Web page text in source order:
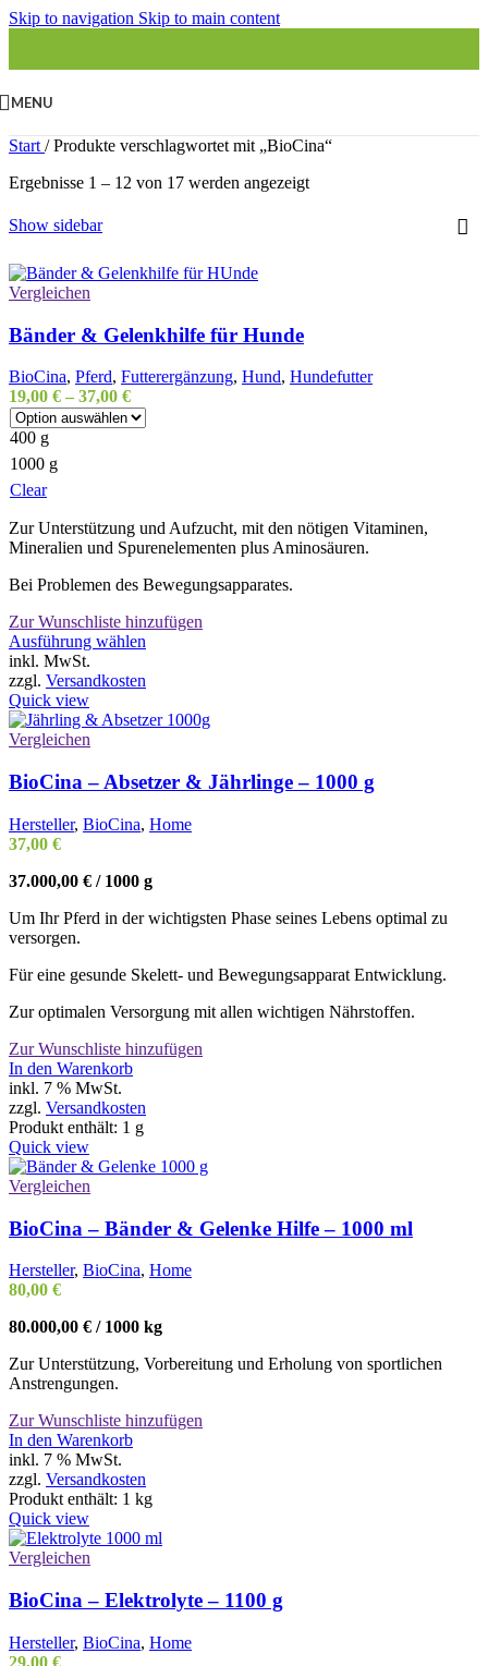
Skip to navigation Skip to main content
MENU
Start / Produkte verschlagwortet mit „BioCina“
Ergebnisse 1 – 12 von 17 werden angezeigt
Show sidebar
Vergleichen
Bänder & Gelenkhilfe für Hunde
BioCina, Pferd, Futterergänzung, Hund, Hundefutter
19,00 € – 37,00 €
400 g
1000 g
Clear
Zur Unterstützung und Aufzucht, mit den nötigen Vitaminen,
Mineralien und Spurenelementen plus Aminosäuren.
Bei Problemen des Bewegungsapparates.
Zur Wunschliste hinzufügen
Ausführung wählen
Varianten
Optionen
können
auf
der
gewählt
werden
inkl. MwSt.
zzgl. Versandkosten
Quick view
Vergleichen
BioCina – Absetzer & Jährlinge – 1000 g
Hersteller, BioCina, Home
37,00 €
37.000,00 € / 1000 g
Um Ihr Pferd in der wichtigsten Phase seines Lebens optimal zu
versorgen.
Für eine gesunde Skelett- und Bewegungsapparat Entwicklung.
Zur optimalen Versorgung mit allen wichtigen Nährstoffen.
Zur Wunschliste hinzufügen
In den Warenkorb
inkl. 7 % MwSt.
zzgl. Versandkosten
Produkt enthält: 1 g
Quick view
Vergleichen
BioCina – Bänder & Gelenke Hilfe – 1000 ml
Hersteller, BioCina, Home
80,00 €
80.000,00 € / 1000 kg
Zur Unterstützung, Vorbereitung und Erholung von sportlichen
Anstrengungen.
Zur Wunschliste hinzufügen
In den Warenkorb
inkl. 7 % MwSt.
zzgl. Versandkosten
Produkt enthält: 1 kg
Quick view
Vergleichen
BioCina – Elektrolyte – 1100 g
Hersteller, BioCina, Home
29,00 €